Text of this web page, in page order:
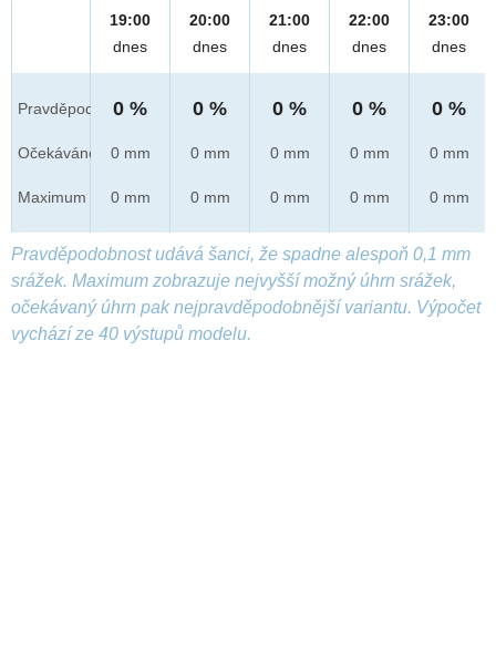
Pravděpod.
Očekáváno
Maximum
19:00
dnes
0 %
0 mm
0 mm
20:00
dnes
0 %
0 mm
0 mm
21:00
dnes
0 %
0 mm
0 mm
22:00
dnes
0 %
0 mm
0 mm
23:00
dnes
0 %
0 mm
0 mm
Pravděpodobnost udává šanci, že spadne alespoň 0,1 mm
srážek. Maximum zobrazuje nejvyšší možný úhrn srážek,
očekávaný úhrn pak nejpravděpodobnější variantu. Výpočet
vychází ze 40 výstupů modelu.